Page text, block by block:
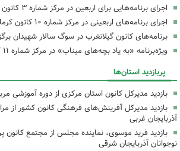
اجرای برنامه‌هایی برای اربعین در مرکز شماره ۳ کانون اسلام‌آباد غرب
اجرای برنامه‌های اربعینی در مرکز شماره ۱۰ کانون کرمانشاه
برنامه‌های کانون گیلانغرب در سوگ سالار شهیدان
ویژه‌برنامه «به یاد بچه‌های میناب» در مرکز شماره ۱۱ کانون کرمانشاه برگزار شد
پربازدید استان‌ها
بازدید مدیرکل کانون استان مرکزی از دوره آموزشی
بازدید مدیرکل آفرینش‌های فرهنگی کانون کشور از
آذربایجان غربی
بازدید فرید موسوی، نماینده مجلس از مجتمع
نوجوانان آذربایجان شرقی